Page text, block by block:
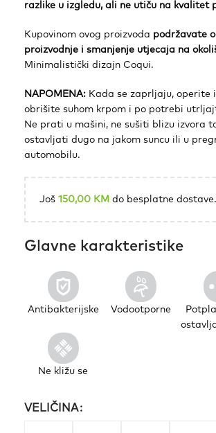
razlike u izgledu, ali ne utiču na kvalitet
Kupovinom ovog proizvoda podržavate
proizvodnje i smanjenje utjecaja na
Minimalistički dizajn Coqui.
NAPOMENA: Kada se zaprljaju, operite
obrišite suhom krpom i po potrebi
Ne prati u mašini, ne sušiti blizu izvora
ostavljati dugo na jakom suncu ili u
automobilu.
Još 150,00 KM do besplatne dostave.
Glavne karakteristike
Antibakterijske Vodootporne
Ne kližu se
VELIČINA